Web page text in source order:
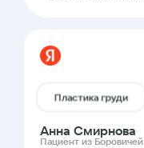
Пластика груди
Анна Смирнова
Пациент из Боровичей